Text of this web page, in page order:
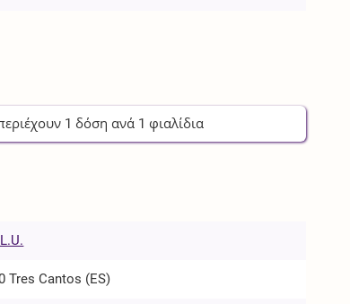
1 δόση ανά 1 φιαλίδια
Tres Cantos (ES)